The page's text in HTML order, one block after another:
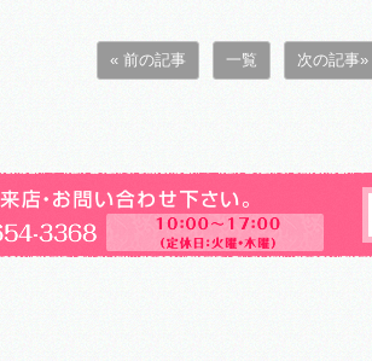
« 前の記事 一覧 次の記事»